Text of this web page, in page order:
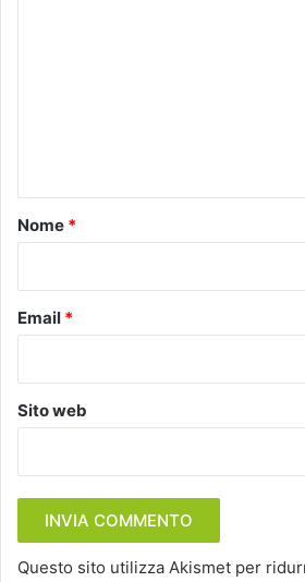
o
Nome *
Email *
Sito web
Questo sito utilizza Akismet per